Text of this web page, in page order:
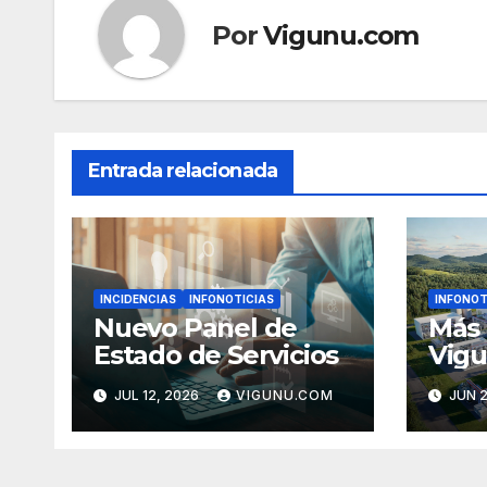
PorVigunu.com
Entrada relacionada
INCIDENCIAS INFONOTICIAS
Nuevo Panel de
Estado de Servicios
JUL 12, 2026 VIGUNU.COM
Más
JUN